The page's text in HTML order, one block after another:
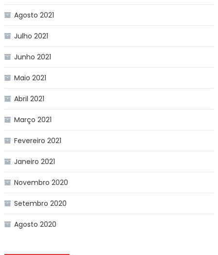
Agosto 2021
Julho 2021
Junho 2021
Maio 2021
Abril 2021
Março 2021
Fevereiro 2021
Janeiro 2021
Novembro 2020
Setembro 2020
Agosto 2020